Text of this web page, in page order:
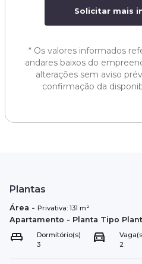
Solicitar mais
* Os valores informados
andares baixos do
alterações sem aviso
confirmação da
Plantas
Área - Privativa: 131 m²
Apartamento - Planta Tipo
Dormitório(s)
3
2